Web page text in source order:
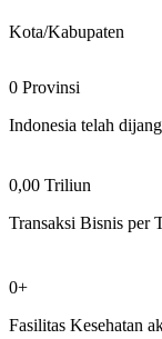
Kota/Kabupaten
0 Provinsi
Indonesia telah
0,00 Triliun
Transaksi Bisnis per
0+
Fasilitas Kesehatan